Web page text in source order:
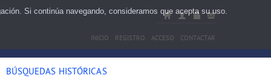
INICIO REGISTRO ACCESO CONTACTAR
BÚSQUEDAS HISTÓRICAS
Si continúa navegando, consideramos que acepta su uso.